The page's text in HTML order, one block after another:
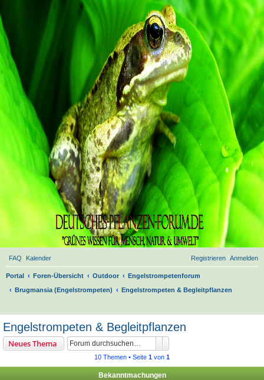
FAQ Kalender Anmelden
Registrieren
Portal Foren-Übersicht Outdoor
Engelstrompetenforum
Brugmansia (Engelstrompeten)
Engelstrompeten & Begleitpflanzen
Engelstrompeten & Begleitpflanzen
Neues Thema
10 Themen • Seite 1 von 1
Bekanntmachungen